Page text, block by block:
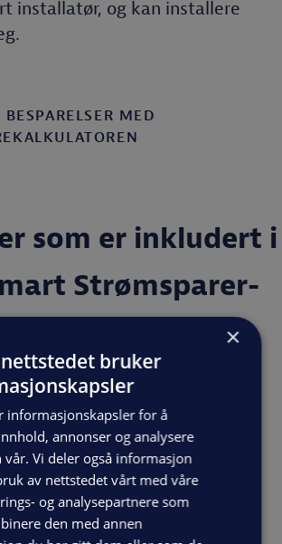
installatør, og kan installere
MED
som er inkludert i
Strømsparer-
ELKO SmartHUB
en SmartHUB. Hub’en er på en
Det er den som
smarte produktene.
×
bruker
informasjonskapsler for å
annonser og analysere
vår. Vi deler også informasjon
av nettstedet vårt med våre
og analysepartnere som
den med annen